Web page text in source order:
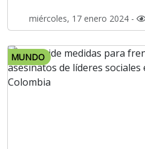
miércoles, 17 enero 2024 -
MUNDO